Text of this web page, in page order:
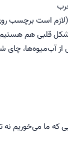
است برچسب
قلبی هم
از آب‌میوه‌ها،
که ما